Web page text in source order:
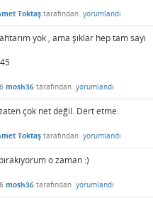
Toktaş tarafından yorumlandı
yok , ama şıklar hep tam sayı
mosh36 tarafından yorumlandı
çok net değil. Dert etme.
Toktaş tarafından yorumlandı
o zaman :)
mosh36 tarafından yorumlandı